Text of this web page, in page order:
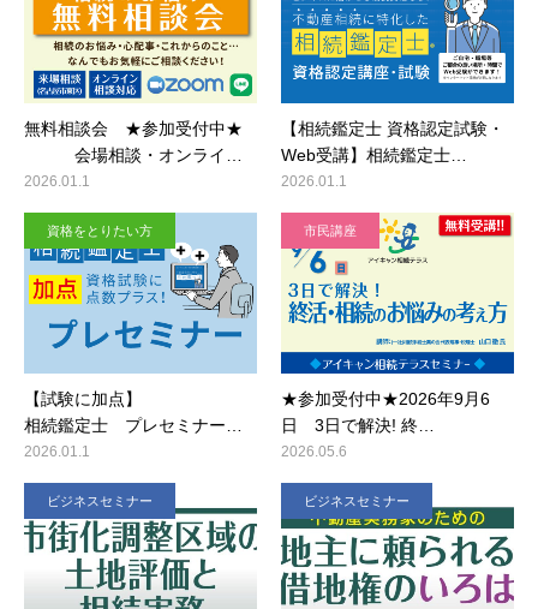
無料相談会 ★参加受付中★
会場相談・オンライ…
2026.01.1
【相続鑑定士 資格認定試験・
Web受講】相続鑑定士…
2026.01.1
資格をとりたい方
【試験に加点】
相続鑑定士 プレセミナー…
2026.01.1
市民講座
★参加受付中★2026年9月6
日 3日で解決! 終…
2026.05.6
ビジネスセミナー ビジネスセミナー